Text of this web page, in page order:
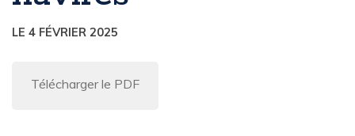
LE 4 FÉVRIER 2025
Télécharger le PDF